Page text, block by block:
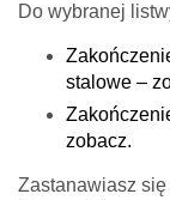
Do wybranej
stalowe –
zobacz.
Zastanawiasz